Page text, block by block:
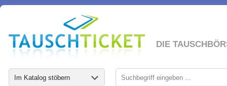
DIE
Im Katalog stöbern